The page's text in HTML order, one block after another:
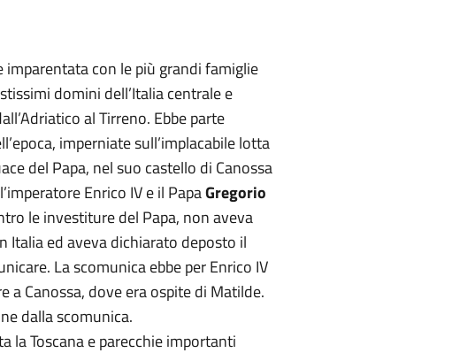
imparentata con le più grandi famiglie
domini dell’Italia centrale e
al Tirreno. Ebbe parte
imperniate sull’implacabile lotta
del Papa, nel suo castello di Canossa
Enrico IV e il PapaGregorio
le investiture del Papa, non aveva
Italia ed aveva dichiarato deposto il
La scomunica ebbe per Enrico IV
a Canossa, dove era ospite di Matilde.
dalla scomunica.
la Toscana e parecchie importanti